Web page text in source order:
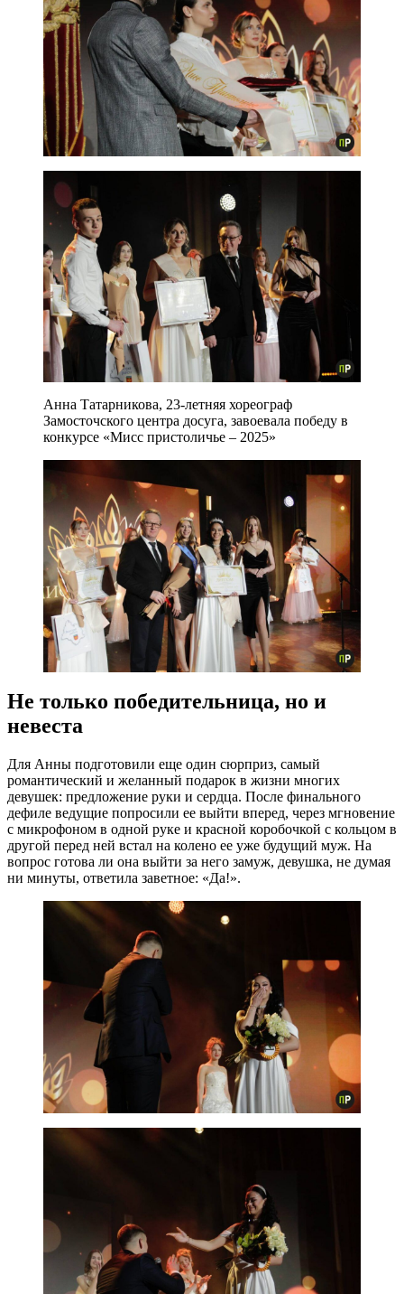
Анна Татарникова, 23-летняя хореограф
Замосточского центра досуга, завоевала победу в
конкурсе «Мисс пристоличье – 2025»
Не только победительница, но и
невеста
Для Анны подготовили еще один сюрприз, самый
романтический и желанный подарок в жизни многих
девушек: предложение руки и сердца. После финального
дефиле ведущие попросили ее выйти вперед, через мгновение
с микрофоном в одной руке и красной коробочкой с кольцом в
другой перед ней встал на колено ее уже будущий муж. На
вопрос готова ли она выйти за него замуж, девушка, не думая
ни минуты, ответила заветное: «Да!».